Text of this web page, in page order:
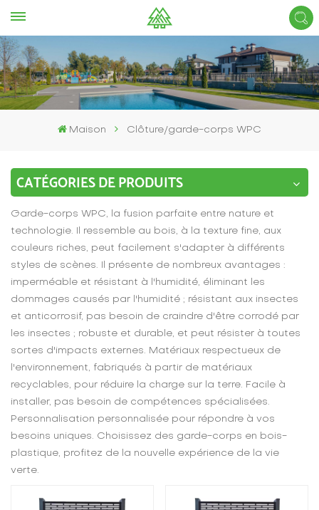
Maison Clôture/garde-corps WPC
CATÉGORIES DE PRODUITS
Garde-corps WPC, la fusion parfaite entre nature et
technologie. Il ressemble au bois, à la texture fine, aux
couleurs riches, peut facilement s'adapter à différents
styles de scènes. Il présente de nombreux avantages :
imperméable et résistant à l'humidité, éliminant les
dommages causés par l'humidité ; résistant aux insectes
et anticorrosif, pas besoin de craindre d'être corrodé par
les insectes ; robuste et durable, et peut résister à toutes
sortes d'impacts externes. Matériaux respectueux de
l'environnement, fabriqués à partir de matériaux
recyclables, pour réduire la charge sur la terre. Facile à
installer, pas besoin de compétences spécialisées.
Personnalisation personnalisée pour répondre à vos
besoins uniques. Choisissez des garde-corps en bois-
plastique, profitez de la nouvelle expérience de la vie
verte.